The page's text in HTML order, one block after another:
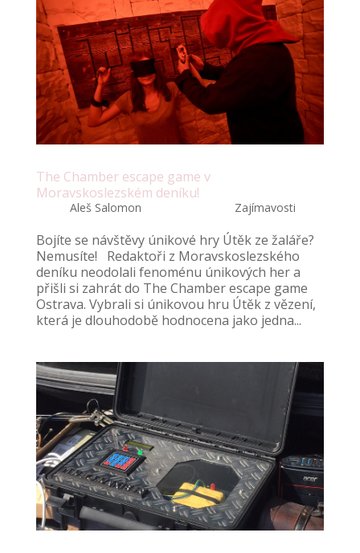
The Chamber escape game v
Moravskoslezském deníku!
Aleš Salomon Zajímavosti
Bojíte se návštěvy únikové hry Útěk ze žaláře?
Nemusíte! Redaktoři z Moravskoslezského
deníku neodolali fenoménu únikových her a
přišli si zahrát do The Chamber escape game
Ostrava. Vybrali si únikovou hru Útěk z vězení,
která je dlouhodobě hodnocena jako jedna...